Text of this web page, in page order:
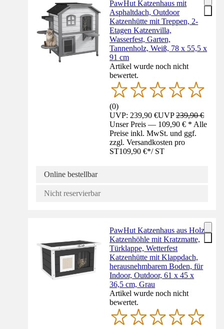
PawHut Katzenhaus mit
Asphaltdach, Outdoor
Katzenhütte mit Treppen, 2-
Etagen Katzenvilla,
Wasserfest, Garten,
Tannenholz, Weiß, 78 x 55,5 x
91 cm
Artikel wurde noch nicht
bewertet.
(0)
UVP: 239,90 €UVP239,90 €
Unser Preis — 109,90 € * Alle
Preise inkl. MwSt. und ggf.
zzgl. Versandkosten pro
ST109,90 €*/ ST
Online bestellbar
Nicht reservierbar
PawHut Katzenhaus aus Holz
Katzenhöhle mit Kratzmatte,
Türklappe, Wetterfest
Katzenhütte mit Klappdach,
herausnehmbarem Boden, für
Indoor, Outdoor, 61 x 45 x
36,5 cm, Grau
Artikel wurde noch nicht
bewertet.